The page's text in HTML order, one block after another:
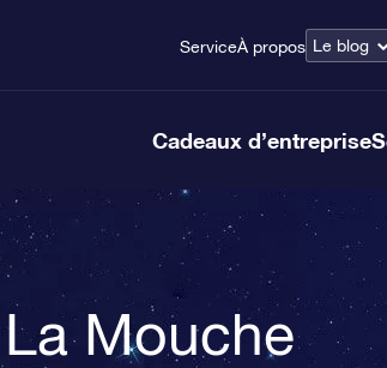
ServiceÀ propos Le blog
Cadeaux d’entreprise
Mouche